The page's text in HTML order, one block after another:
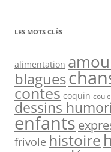
LES MOTS CLÉS
alimentation
blagues
contes coquin
dessins
enfants
frivole histoire